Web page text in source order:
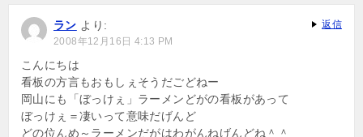
ラン より:
2008年12月16日 4:13 PM
こんにちは
看板の方言もおもしぇそうだごどねー
岡山にも「ぼっけぇ」ラーメンどがの看板があって
ぼっけぇ＝凄いって意味だげんど
どの位んめ～ラーメンだがはわがんねげんどね＾＾
返信